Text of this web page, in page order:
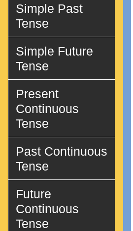
Simple Past
Tense
Simple Future
Tense
Present
Continuous
Tense
Past Continuous
Tense
Future
Continuous
Tense